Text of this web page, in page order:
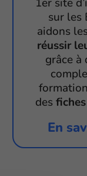
sur les
aidons
réussir
grâce à
des
En